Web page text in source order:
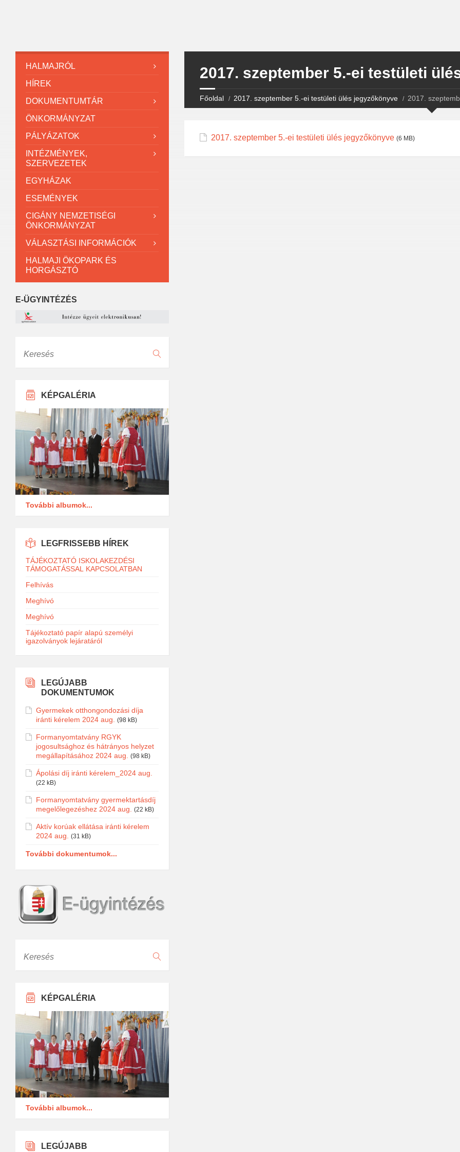
2017. szeptember 5.-ei testületi
Főoldal 2017. szeptember 5.-ei testületi ülés jegyzőkönyve 2017.
2017. szeptember 5.-ei testületi ülés jegyzőkönyve (6 MB)
HALMAJRÓL
HÍREK
DOKUMENTUMTÁR
ÖNKORMÁNYZAT
PÁLYÁZATOK
INTÉZMÉNYEK,
SZERVEZETEK
EGYHÁZAK
ESEMÉNYEK
CIGÁNY NEMZETISÉGI
ÖNKORMÁNYZAT
VÁLASZTÁSI INFORMÁCIÓK
HALMAJI ÖKOPARK ÉS
HORGÁSZTÓ
E-ÜGYINTÉZÉS
KÉPGALÉRIA
További albumok...
LEGFRISSEBB HÍREK
TÁJÉKOZTATÓ ISKOLAKEZDÉSI
TÁMOGATÁSSAL KAPCSOLATBAN
Felhívás
Meghívó
Meghívó
Tájékoztató papír alapú személyi
igazolványok lejáratáról
LEGÚJABB
DOKUMENTUMOK
Gyermekek otthongondozási díja
iránti kérelem 2024 aug.
(98 kB)
Formanyomtatvány RGYK
jogosultsághoz és hátrányos helyzet
megállapításához 2024 aug.
(98 kB)
Ápolási díj iránti kérelem_2024 aug.
(22 kB)
Formanyomtatvány gyermektartásdíj
megelőlegezéshez 2024 aug.
(22 kB)
Aktív korúak ellátása iránti kérelem
2024 aug.
(31 kB)
További dokumentumok...
KÉPGALÉRIA
További albumok...
LEGÚJABB